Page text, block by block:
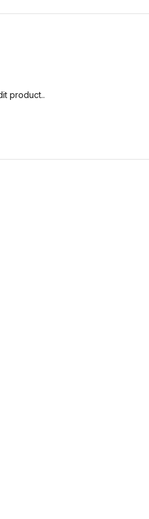
product..